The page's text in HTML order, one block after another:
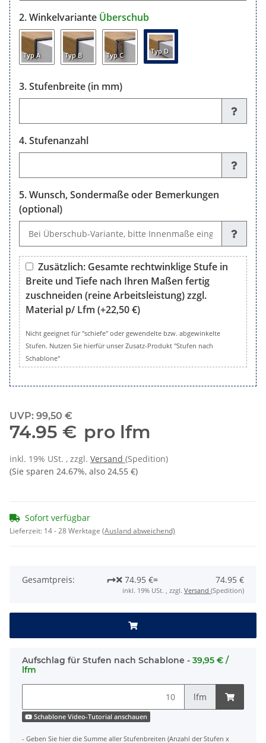
Winkelvariante Überschub
Typ A Typ B Typ C Typ D
Stufenbreite (in mm)
Stufenanzahl
Wunsch, Sondermaße oder Bemerkungen
(optional)
Zusätzlich: Gesamte rechtwinklige Stufe in
Breite und Tiefe nach Ihren Maßen fertig
zuschneiden (reine Arbeitsleistung) zzgl.
Material p/ Lfm (+22,50 €)
Zusätzlich: Gesamte rechtwinklige Stufe in Breite und
Nicht geeignet für "schiefe" oder gewendelte bzw. abgewinkelte
Stufen. Nutzen Sie hierfür unser Zusatz-Produkt "Stufen nach
Schablone"
UVP: 99,50 €
74.95 € pro lfm
inkl. 19% USt. , zzgl. Versand (Spedition)
(Sie sparen 24.67%, also 24,55 €)
Sofort verfügbar
Lieferzeit: 14 - 28 Werktage (Ausland abweichend)
Gesamtpreis: 74.95 €= 74.95 €
inkl. 19% USt. , zzgl. Versand (Spedition)
Aufschlag für Stufen nach Schablone - 39,95 € /
lfm
lfm
Schablone Video-Tutorial anschauen
- Geben Sie hier die Summe aller Stufenbreiten (Anzahl der Stufen x